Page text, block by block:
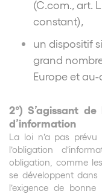
(C.com., art.
constant),
un dispositif
grand
Europe et au-
2°) S’agissant
d’information
La loi n’a pas
l’obligation
obligation, comme
se développent
l’exigence de